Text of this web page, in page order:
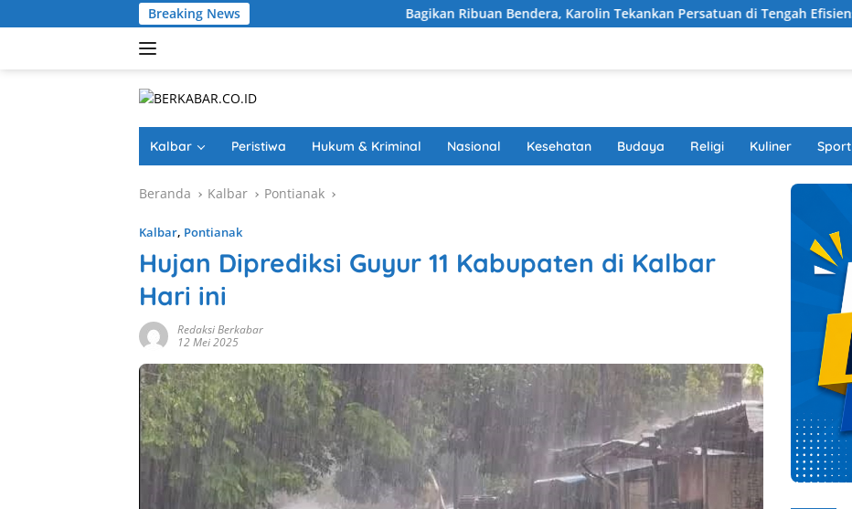
ke
Breaking News Bagikan Ribuan Bendera, Karolin Tekankan Persatuan di Tengah Efisiensi Anggaran
Kalbar Peristiwa Hukum & Kriminal Nasional Kesehatan Budaya Religi Kuliner Sport
Beranda Kalbar Pontianak
Kalbar, Pontianak
Hujan Diprediksi Guyur 11 Kabupaten di Kalbar
Hari ini
Redaksi Berkabar
12 Mei 2025